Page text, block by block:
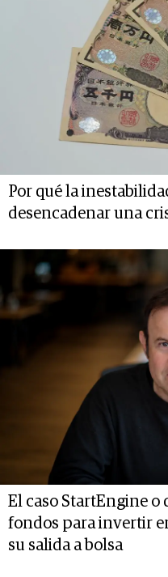
Por qué la
desencadenar una
El caso StartEngine o
fondos para invertir
su salida a bolsa